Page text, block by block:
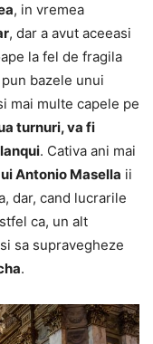
, in vremea
, dar a avut aceeasi
la fel de fragila
bazele unui
mai multe capele pe
turnuri, va fi
. Cativa ani mai
Antonio Masella ii
dar, cand lucrarile
ca, un alt
sa supravegheze
.